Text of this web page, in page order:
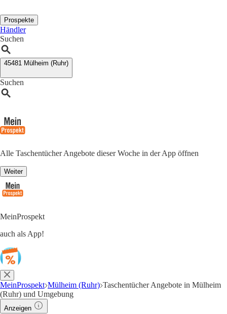
Prospekte
Händler
Suchen
45481 Mülheim (Ruhr)
Suchen
Alle Taschentücher Angebote dieser Woche in der App öffnen
Weiter
MeinProspekt
auch als App!
MeinProspekt Mülheim (Ruhr) Taschentücher Angebote in Mülheim
(Ruhr) und Umgebung
Anzeigen